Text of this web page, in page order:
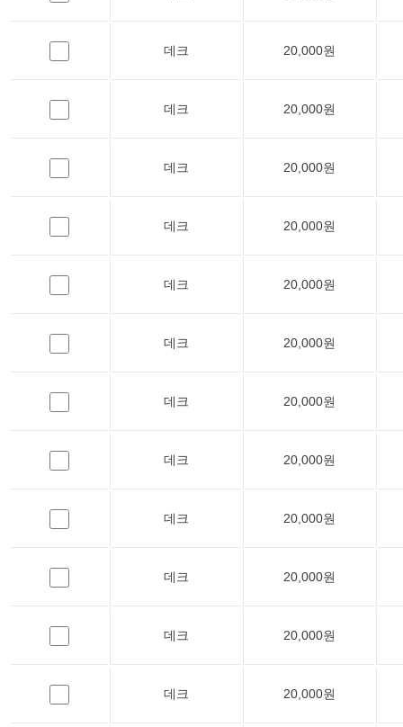
데크 20,000원
데크 20,000원
데크 20,000원
데크 20,000원
데크 20,000원
데크 20,000원
데크 20,000원
데크 20,000원
데크 20,000원
데크 20,000원
데크 20,000원
데크 20,000원